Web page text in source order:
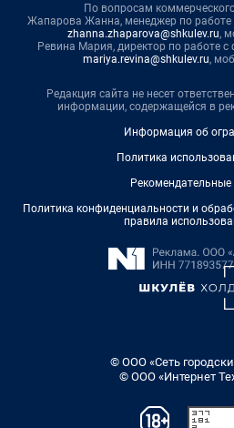
По вопросам
Жапарова Жанна, менеджер по
zhanna.zhaparova@shkulev.ru,
Ревина Мария, директор по работе
mariya.revina@shkulev.ru,
Редакция сайта не несет
информации, содержащейся в
Информация об
Политика
Политика конфиденциальности и
правила
© ООО «Сеть
© ООО «Интернет